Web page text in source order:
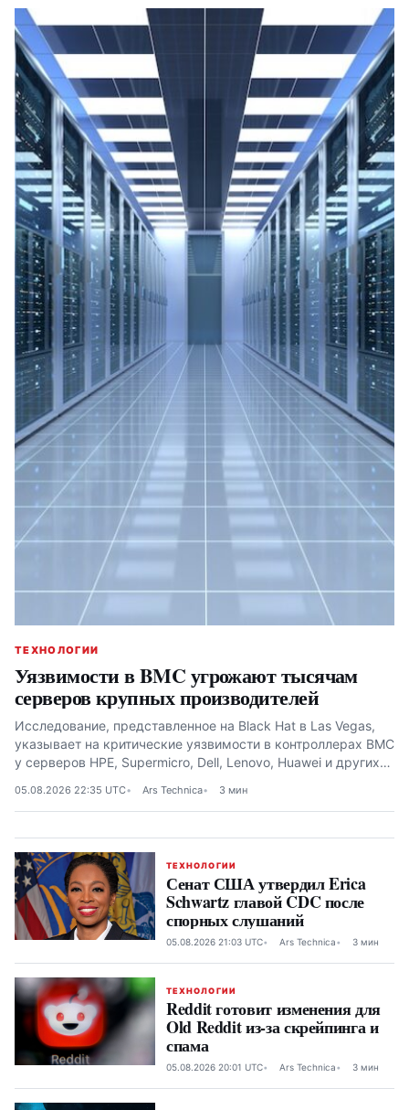
ТЕХНОЛОГИИ
Уязвимости в BMC угрожают тысячам
серверов крупных производителей
Исследование, представленное на Black Hat в Las Vegas,
указывает на критические уязвимости в контроллерах BMC
у серверов HPE, Supermicro, Dell, Lenovo, Huawei и других
05.08.2026 22:35 UTC Ars Technica 3 мин
ТЕХНОЛОГИИ
Сенат США утвердил Erica
Schwartz главой CDC после
спорных слушаний
05.08.2026 21:03 UTC Ars Technica 3 мин
ТЕХНОЛОГИИ
Reddit готовит изменения для
Old Reddit из-за скрейпинга и
спама
05.08.2026 20:01 UTC Ars Technica 3 мин